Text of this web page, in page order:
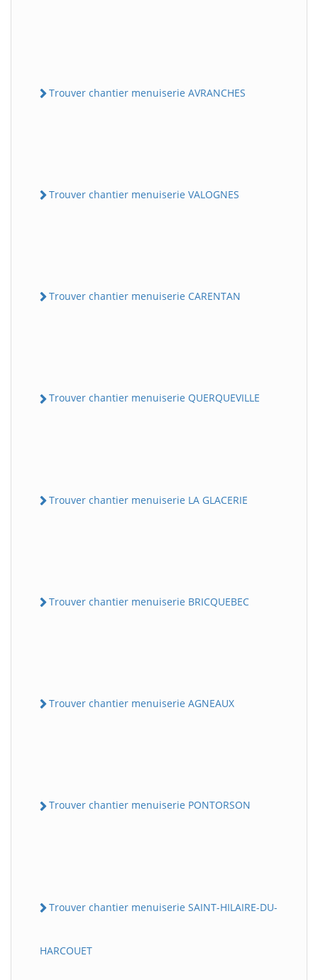
Trouver chantier menuiserie AVRANCHES
Trouver chantier menuiserie VALOGNES
Trouver chantier menuiserie CARENTAN
Trouver chantier menuiserie QUERQUEVILLE
Trouver chantier menuiserie LA GLACERIE
Trouver chantier menuiserie BRICQUEBEC
Trouver chantier menuiserie AGNEAUX
Trouver chantier menuiserie PONTORSON
Trouver chantier menuiserie SAINT-HILAIRE-DU-
HARCOUET